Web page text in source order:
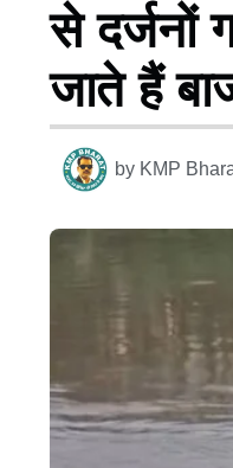
से दर्जनों
जाते हैं
by KMP